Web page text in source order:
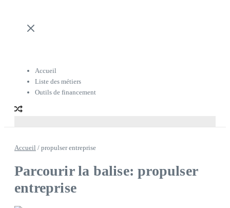
Accueil
Liste des métiers
Outils de financement
Accueil / propulser entreprise
Parcourir la balise: propulser
entreprise